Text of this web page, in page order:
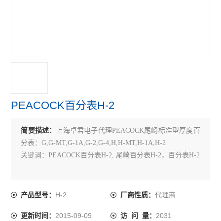
SK新泻
ELSEN爱森
佐藤SATO
瑞士TETKO
横河YOKOGAWA
PEACOCK百分表H-2
简要描述：
上海卓君电子代理PEACOCK尾崎标准型厚度百
分表：G,G-MT,G-1A,G-2,G-4,H,H-MT,H-1A,H-2
关键词：PEACOCK百分表H-2, 尾崎百分表H-2，百分表H-2
产品型号： H-2 厂商性质： 代理商
更新时间：2015-09-09 访 问 量： 2031